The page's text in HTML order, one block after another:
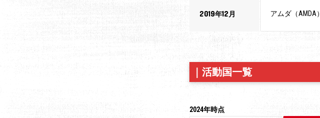
2019年12月 アムダ（AMDA）
｜ 活動国一覧
2024年時点